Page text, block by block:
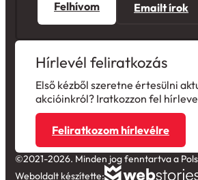
Felhívom Emailt írok
Hírlevél feliratkozás
Első kézből szeretne értesülni
akcióinkról? Iratkozzon fel
Feliratkozom hírlevélre
©2021-2026. Minden jog fenntartva a
Weboldalt készítette: